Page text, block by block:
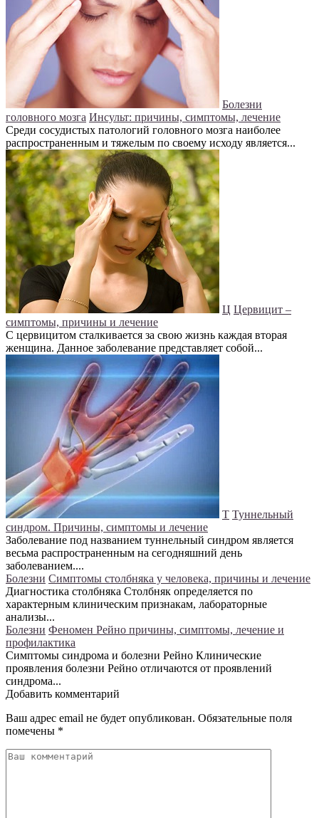
Болезни
головного мозга Инсульт: причины, симптомы, лечение
Среди сосудистых патологий головного мозга наиболее
распространенным и тяжелым по своему исходу является...
Ц Цервицит –
симптомы, причины и лечение
С цервицитом сталкивается за свою жизнь каждая вторая
женщина. Данное заболевание представляет собой...
Т Туннельный
синдром. Причины, симптомы и лечение
Заболевание под названием туннельный синдром является
весьма распространенным на сегодняшний день
заболеванием....
Болезни Симптомы столбняка у человека, причины и лечение
Диагностика столбняка Столбняк определяется по
характерным клиническим признакам, лабораторные
анализы...
Болезни Феномен Рейно причины, симптомы, лечение и
профилактика
Симптомы синдрома и болезни Рейно Клинические
проявления болезни Рейно отличаются от проявлений
синдрома...
Добавить комментарий
Ваш адрес email не будет опубликован. Обязательные поля
помечены *